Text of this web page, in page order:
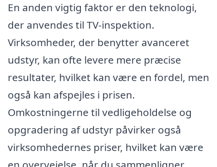
En anden vigtig faktor er den teknologi,
der anvendes til TV-inspektion.
Virksomheder, der benytter avanceret
udstyr, kan ofte levere mere præcise
resultater, hvilket kan være en fordel, men
også kan afspejles i prisen.
Omkostningerne til vedligeholdelse og
opgradering af udstyr påvirker også
virksomhedernes priser, hvilket kan være